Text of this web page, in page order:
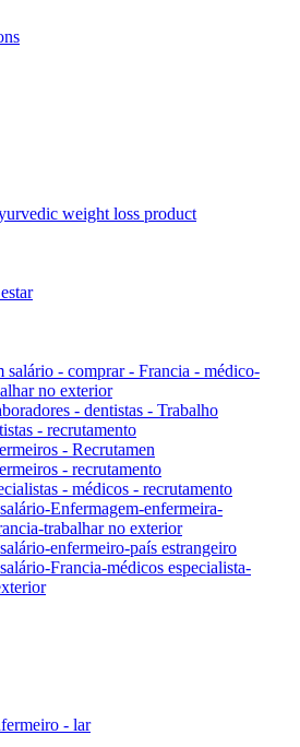
weight loss product
salário - comprar - Francia - médico-
no exterior
- dentistas - Trabalho
- recrutamento
- Recrutamen
- recrutamento
- médicos - recrutamento
Enfermagem-enfermeira-
trabalhar no exterior
enfermeiro-país estrangeiro
Francia-médicos especialista-
- lar